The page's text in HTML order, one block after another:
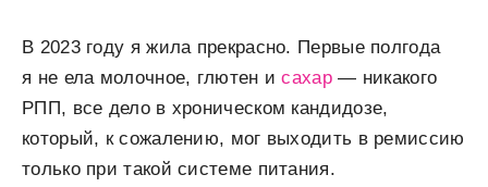
В 2023 году я жила прекрасно. Первые полгода
я не ела молочное, глютен исахар— никакого
РПП, все дело в хроническом кандидозе,
который, к сожалению, мог выходить в ремиссию
только при такой системе питания.